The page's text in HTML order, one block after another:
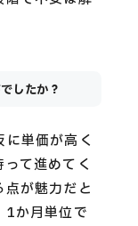
したか？
単価が高く
て進めてく
が魅力だと
1か月単位で